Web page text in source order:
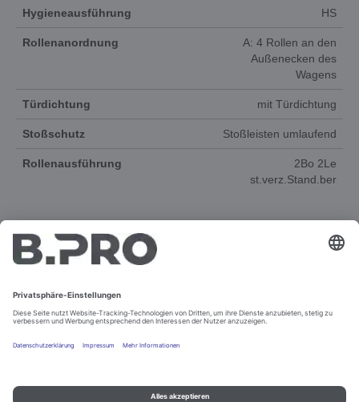
Hygieneausführung HS
Rollenanordnung
A: 4 Rollen an den
Außenecken des
Wagens
Türdichtung mit Türdichtung
Stoßschutz Stoßleisten umlaufend
Rollenausführung
2Bo 2Le
st.verz.Stand.ber
ERSATZTEILE